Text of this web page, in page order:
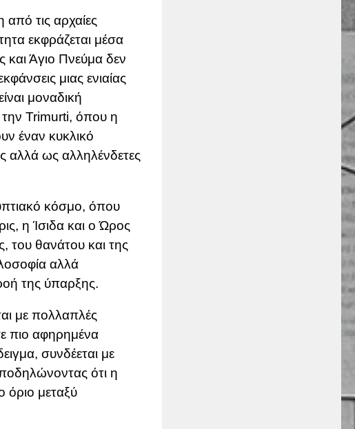
τις αρχαίες
εκφράζεται μέσα
και Άγιο Πνεύμα δεν
μιας ενιαίας
μοναδική
Trimurti, όπου η
έναν κυκλικό
αλλά ως αλληλένδετες
κόσμο, όπου
, ηΊσιδα και οΏρος
του θανάτου και της
αλλά
της ύπαρξης.
με πολλαπλές
πιο αφηρημένα
συνδέεται με
ότι η
όριο μεταξύ